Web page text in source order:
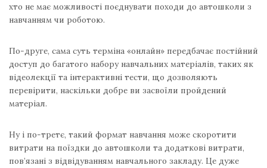
хто не має можливості поєднувати походи до автошколи з
навчанням чи роботою.
По-друге, сама суть терміна «онлайн» передбачає постійний
доступ до багатого набору навчальних матеріалів, таких як
відеолекції та інтерактивні тести, що дозволяють
перевірити, наскільки добре ви засвоїли пройдений
матеріал.
Ну і по-третє, такий формат навчання може скоротити
витрати на поїздки до автошколи та додаткові витрати,
пов’язані з відвідуванням навчального закладу. Це дуже